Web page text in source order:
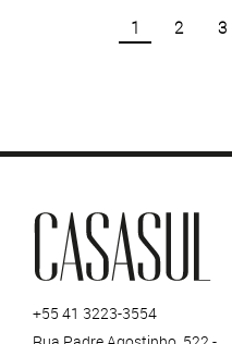
1 2 3
+55 41 3223-3554